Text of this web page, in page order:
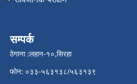
सम्पर्क
ठेगाना :लहान-१०,सिरहा
फोन: ०३३-५६३१३८/५६३१३९